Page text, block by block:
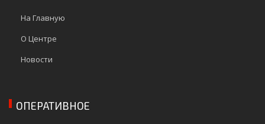
На Главную
О Центре
Новости
ОПЕРАТИВНОЕ